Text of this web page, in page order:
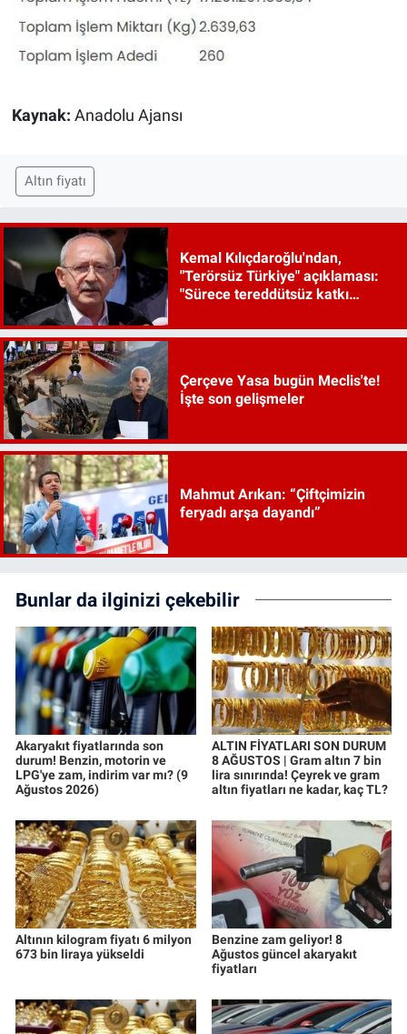
Kaynak: Anadolu Ajansı
Altın fiyatı
Kemal Kılıçdaroğlu'ndan,
"Terörsüz Türkiye" açıklaması:
"Sürece tereddütsüz katkı
Çerçeve Yasa bugün Meclis'te!
İşte son gelişmeler
Mahmut Arıkan: “Çiftçimizin
feryadı arşa dayandı”
Bunlar da ilginizi çekebilir
Akaryakıt fiyatlarında son
durum! Benzin, motorin ve
LPG'ye zam, indirim var mı? (9
Ağustos 2026)
ALTIN FİYATLARI SON DURUM
8 AĞUSTOS | Gram altın 7 bin
lira sınırında! Çeyrek ve gram
altın fiyatları ne kadar, kaç TL?
Altının kilogram fiyatı 6 milyon
673 bin liraya yükseldi
Benzine zam geliyor! 8
Ağustos güncel akaryakıt
fiyatları